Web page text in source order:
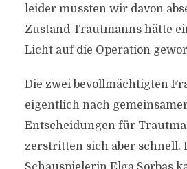
leider mussten wir davon
Zustand Trautmanns hätte
Licht auf die Operation
Die zwei bevollmächtigten
eigentlich nach
Entscheidungen für
zerstritten sich aber schnell.